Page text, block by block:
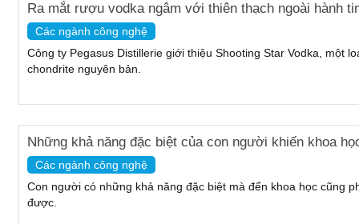
Ra mắt rượu vodka ngâm với thiên thạch ngoài hành
Các ngành công nghệ
Công ty Pegasus Distillerie giới thiệu Shooting Star Vodka, một
chondrite nguyên bản.
Những khả năng đặc biệt của con người khiến khoa
Các ngành công nghệ
Con người có những khả năng đặc biệt mà đến khoa học cũng
được.